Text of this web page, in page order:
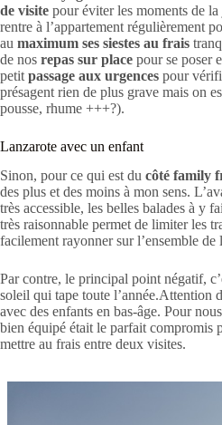
de visite pour éviter les moments de
rentre à l’appartement régulièrement
au maximum ses siestes au frais
de nos repas sur place pour se poser
petit passage aux urgences pour
présagent rien de plus grave mais on
pousse, rhume +++?).
Lanzarote avec un enfant
Sinon, pour ce qui est du côté family
des plus et des moins à mon sens.
très accessible, les belles balades à y
très raisonnable permet de limiter les
facilement rayonner sur l’ensemble de
Par contre, le principal point négatif,
soleil qui tape toute l’année.Attention
avec des enfants en bas-âge. Pour
bien équipé était le parfait compromis
mettre au frais entre deux visites.